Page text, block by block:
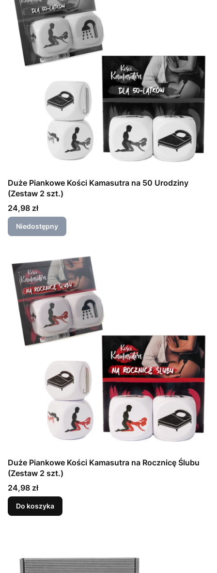
Duże Piankowe Kości Kamasutra na 50 Urodziny
(Zestaw 2 szt.)
Cena
24,98 zł
Niedostępny
Duże Piankowe Kości Kamasutra na Rocznicę Ślubu
(Zestaw 2 szt.)
Cena
24,98 zł
Do koszyka